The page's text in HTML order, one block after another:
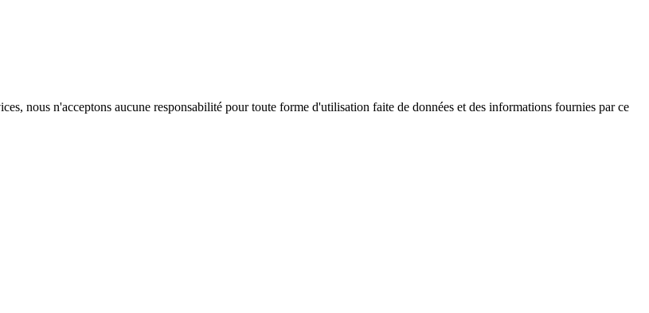
nous n'acceptons aucune responsabilité pour toute forme d'utilisation faite de données et des informations fournies par ce